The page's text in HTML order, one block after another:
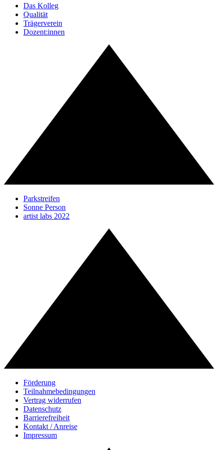
Das Kolleg
Qualität
Trägerverein
Dozent:innen
Parkstreifen
Sonne Person
artist labs 2022
Förderung
Teilnahmebedingungen
Vertrag widerrufen
Datenschutz
Barrierefreiheit
Kontakt / Anreise
Impressum